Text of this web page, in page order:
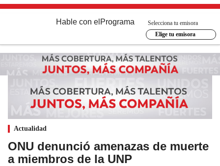
Hable con el Programa
Selecciona tu emisora
Elige tu emisora
Actualidad
ONU denunció amenazas de muerte
a miembros de la UNP